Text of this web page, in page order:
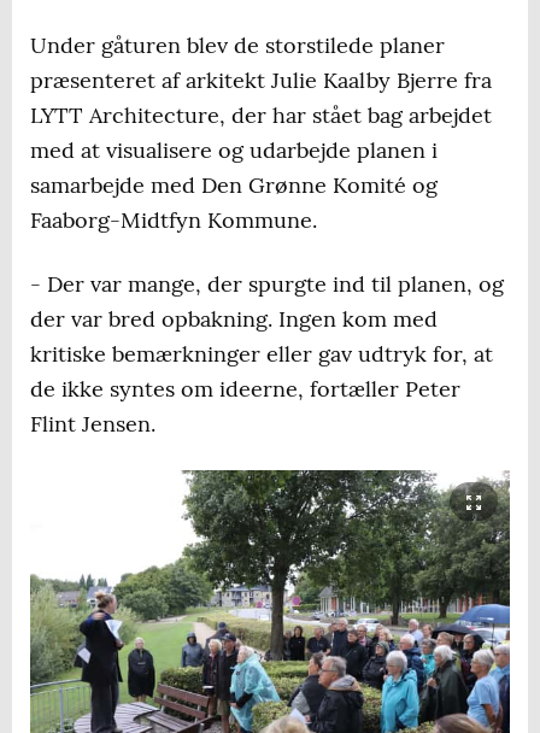
Under gåturen blev de storstilede planer
præsenteret af arkitekt Julie Kaalby Bjerre fra
LYTT Architecture, der har stået bag arbejdet
med at visualisere og udarbejde planen i
samarbejde med Den Grønne Komité og
Faaborg-Midtfyn Kommune.
- Der var mange, der spurgte ind til planen, og
der var bred opbakning. Ingen kom med
kritiske bemærkninger eller gav udtryk for, at
de ikke syntes om ideerne, fortæller Peter
Flint Jensen.